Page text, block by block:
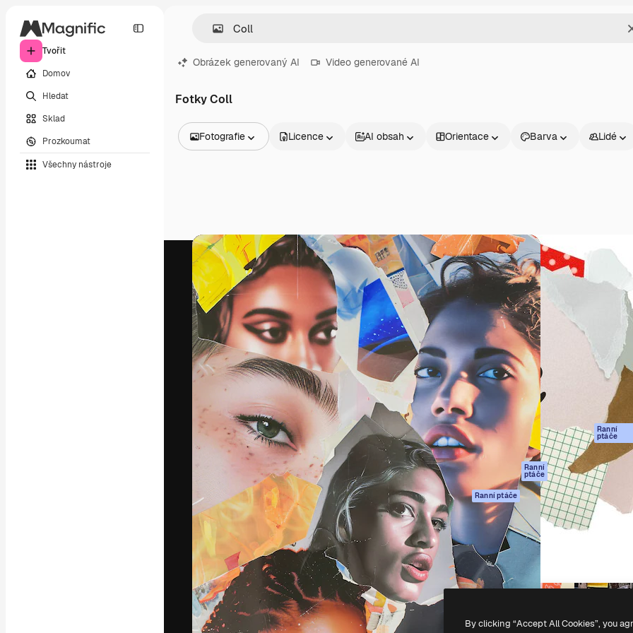
Tvořit
Domov
Hledat
Sklad
Prozkoumat
Všechny nástroje
Obrázek generovaný AI Video generované AI
Fotky Coll
Fotografie
Videa
Záběry
Pohybová grafika
Video šablony
Ikony
3D modely
Písma
Licence AI obsah Orientace Barva Lidé
Kreativní platforma pro tvorbu vaší nejlepší
práce. Více než 1 milion předplatitelů napříč
kreativci, podniky, agenturami a studii.
Čeština
Produkty
AI asistent
AI generátor
obrázků
AI generátor videa
AI hlasový
generátor
Stock obsah
MCP pro
Claude/ChatGPT
Ranní
ptáče
Agenti Ranní ptáče
API
Mobilní aplikace
Všechny nástroje
Magnific
Academy
Podmínky použití
Zásady ochrany
osobních údajů
Originály Ranní
ptáče
Zásady používání
souborů cookie
Centrum důvěry
Partneři
Firmy
Copyright © 2010-2026Freepik Company S.L.U.Všechna práva vyhrazena
By clicking “Accept All Cookies”, you